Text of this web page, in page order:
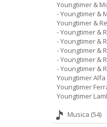
Youngtimer &
- Youngtimer &
Youngtimer &
- Youngtimer &
- Youngtimer &
- Youngtimer &
- Youngtimer &
- Youngtimer &
Youngtimer Alfa
Youngtimer
Youngtimer
Musica (54)